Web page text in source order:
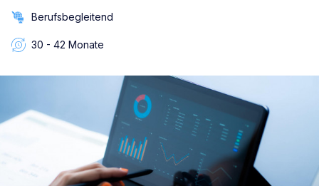
Berufsbegleitend
30 - 42 Monate